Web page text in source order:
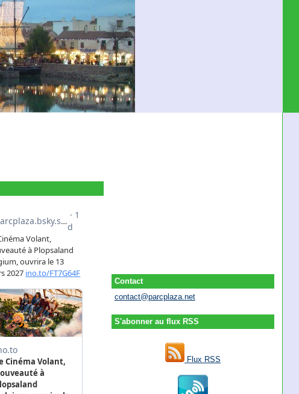
Contact
contact@parcplaza.net
S'abonner au flux RSS
Flux RSS